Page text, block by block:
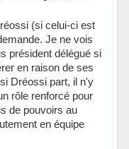
(si celui-ci est
Je ne vois
président délégué si
en raison de ses
Dréossi part, il n'y
rôle renforcé pour
de pouvoirs au
en équipe